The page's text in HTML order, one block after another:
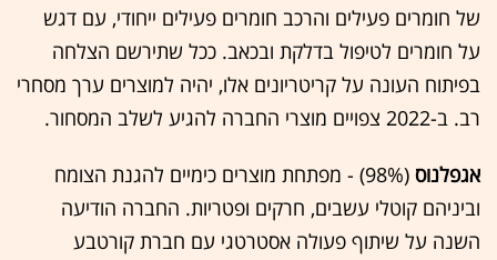
של חומרים פעילים והרכב חומרים פעילים ייחודי, עם דגש
על חומרים לטיפול בדלקת ובכאב. ככל שתירשם הצלחה
בפיתוח העונה על קריטריונים אלו, יהיה למוצרים ערך מסחרי
רב. ב-2022 צפויים מוצרי החברה להגיע לשלב המסחור.
אגפלנוס
(98%) - מפתחת מוצרים כימיים להגנת הצומח
וביניהם קוטלי עשבים, חרקים ופטריות. החברה הודיעה
השנה על שיתוף פעולה אסטרטגי עם חברת קורטבע